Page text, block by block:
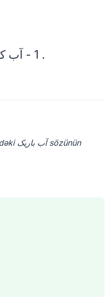
(اِمر.) 1 - آب کم . 2 - درآمد اندک . آب باریکه (کِ) (اِمر.) (عا.) نک آب باریک .